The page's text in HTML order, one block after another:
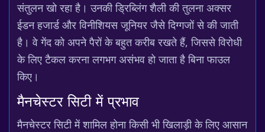
संतुलन खो रहा है। उनकी ड्रिब्लिंग शैली की तुलना अक्सर
ईडन हजार्ड और विनीशियस जूनियर जैसे दिग्गजों से की जाती
है। वे गेंद को अपने पैरों के बहुत करीब रखते हैं, जिससे विरोधी
के लिए टैकल करना लगभग असंभव हो जाता है बिना फाउल
किए।
मैनचेस्टर सिटी में प्रभाव
मैनचेस्टर सिटी में शामिल होना किसी भी खिलाड़ी के लिए आसान